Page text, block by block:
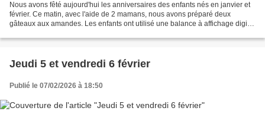
Nous avons fêté aujourd'hui les anniversaires des enfants nés en janvier et
février. Ce matin, avec l'aide de 2 mamans, nous avons préparé deux
gâteaux aux amandes. Les enfants ont utilisé une balance à affichage digital
Jeudi 5 et vendredi 6 février
Publié le 07/02/2026 à 18:50